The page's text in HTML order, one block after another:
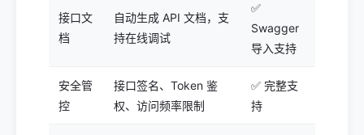
接口文
档
自动生成 API 文档，支
持在线调试
✅
Swagger
导入支持
安全管
控
接口签名、Token 鉴
权、访问频率限制
✅ 完整支
持